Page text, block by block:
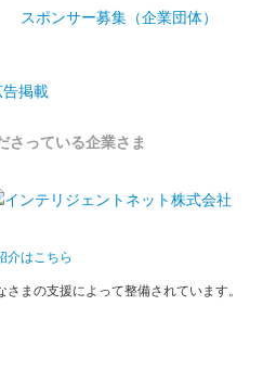
スポンサー募集（企業団体）
告掲載
さっている企業さま
介はこちら
まの支援によって整備されています。